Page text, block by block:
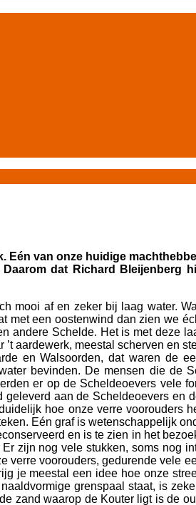
van onze huidige
dat Richard Bleijenberg
mooi af en zeker bij laag water.
een oostenwind dan zien we
andere Schelde. Het is met deze
aardewerk, meestal scherven en
en Walsoorden, dat waren de
bevinden. De mensen die de
er op de Scheldeoevers vele
aan de Scheldeoevers en
hoe onze verre voorouders
Eén graf is wetenschappelijk
en is te zien in het
zijn nog vele stukken, soms nog
voorouders, gedurende vele
je meestal een idee hoe onze
grenspaal staat, is
zand waarop de Kouter ligt is de